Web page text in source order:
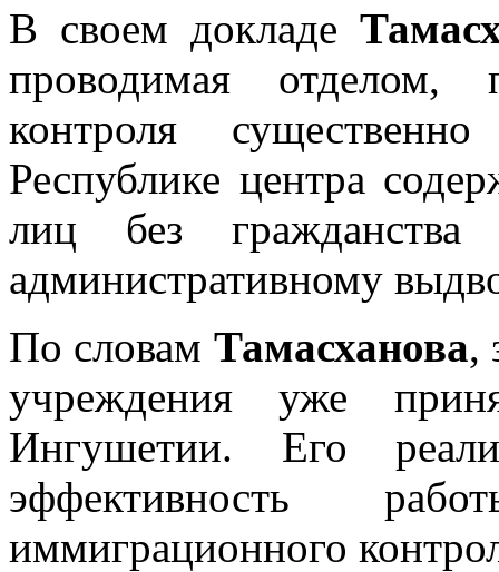
В своем докладе
проводимая отделом,
контроля
Республике центра
лиц без
административному
По словам Тамасханова,
учреждения уже
Ингушетии. Его
эффективность
иммиграционного